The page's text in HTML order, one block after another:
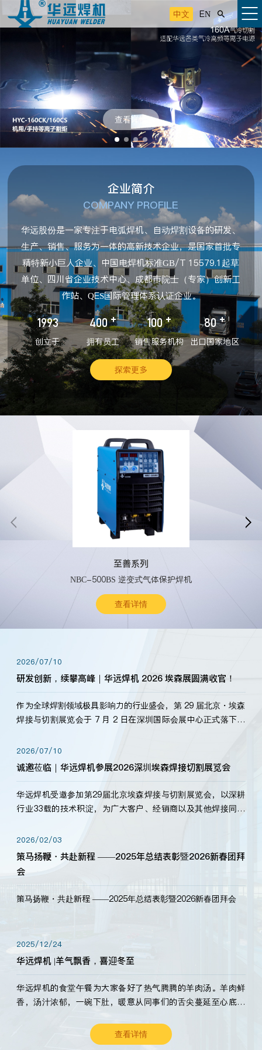
中文 EN 
查看详情
企业简介
COMPANY PROFILE
华远股份是一家专注于电弧焊机、自动焊割设备的研发、
生产、销售、服务为一体的高新技术企业，是国家首批专
精特新小巨人企业、中国电焊机标准GB/T 15579.1起草
单位、四川省企业技术中心、成都市院士（专家）创新工
作站、QES国际管理体系认证企业。
1993
创立于
400 +
拥有员工
100 +
销售服务机构
80 +
出口国家地区
探索更多
至善系列
NBC-500BS 逆变式气体保护焊机
查看详情
 
2026/07/10
研发创新，续攀高峰｜华远焊机 2026 埃森展圆满收官！
作为全球焊割领域极具影响力的行业盛会，第 29 届北京・埃森
焊接与切割展览会于 7 月 2 日在深圳国际会展中心正式落下帷
标准，持之以恒研发新产品、新技术。新老客户、行业伙伴、
海内外客户为目睹公司发布的新产…
2026/07/10
诚邀莅临｜华远焊机参展2026深圳埃森焊接切割展览会
华远焊机受邀参加第29届北京埃森焊接与切割展览会，以深耕
行业33载的技术积淀，为广大客户、经销商以及其他焊接同仁
2026/02/03
策马扬鞭・共赴新程 ——2025年总结表彰暨2026新春团拜
会
策马扬鞭・共赴新程 ——2025年总结表彰暨2026新春团拜会
2025/12/24
华远焊机 |羊气飘香，喜迎冬至
华远焊机的食堂午餐为大家备好了热气腾腾的羊肉汤。羊肉鲜
香，汤汁浓郁，一碗下肚，暖意从同事们的舌尖蔓延至心底。
查看详情